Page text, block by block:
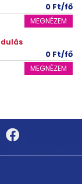
0 Ft/fő
MEGNÉZEM
0 Ft/fő
MEGNÉZEM